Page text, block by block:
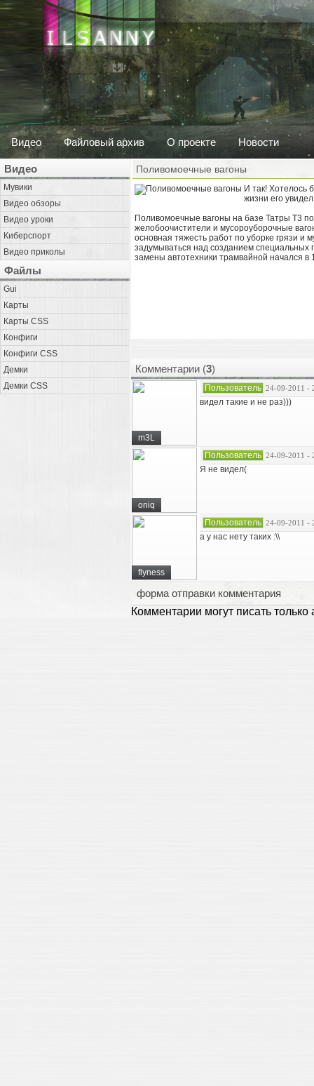
Видео Файловый архив О проекте Новости
Видео
Мувики
Видео обзоры
Видео уроки
Киберспорт
Видео приколы
Файлы
Gui
Карты
Карты CSS
Конфиги
Конфиги CSS
Демки
Демки CSS
Поливомоечные вагоны
И так! Хотелось
жизни его
Поливомоечные вагоны на базе Татры Т3
желобоочистители и мусороуборочные
основная тяжесть работ по уборке грязи и
задумываться над созданием специальных
замены автотехники трамвайной начался в
Комментарии (3)
m3L
Пользователь 24-09-2011 -
видел такие и не раз)))
oniq
Пользователь 24-09-2011 -
Я не видел(
flyness
Пользователь 24-09-2011 -
а у нас нету таких :\\
форма отправки комментария
Комментарии могут писать